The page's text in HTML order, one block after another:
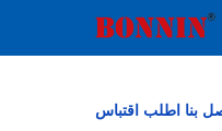
بنا اطلب اقتباس